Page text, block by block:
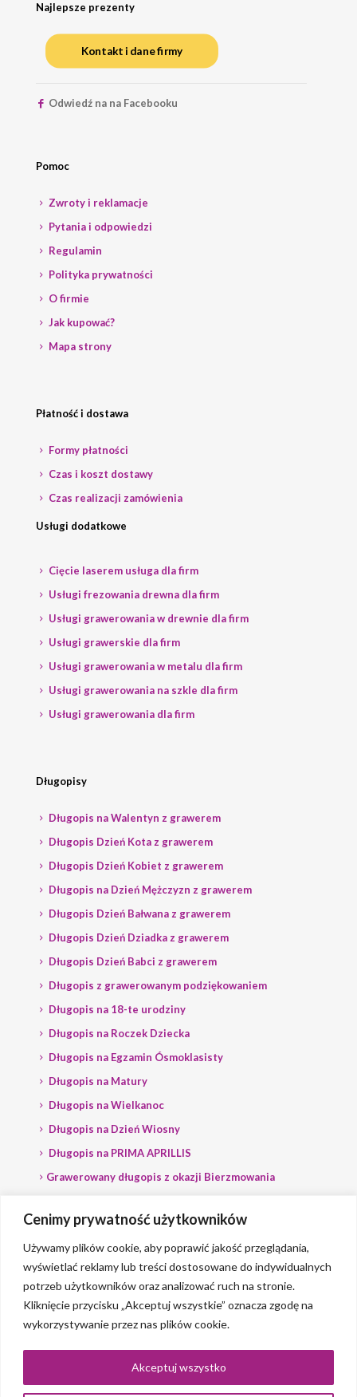
Cenimy prywatność użytkowników
Używamy plików cookie, aby poprawić jakość przeglądania,
wyświetlać reklamy lub treści dostosowane do indywidualnych
potrzeb użytkowników oraz analizować ruch na stronie.
Kliknięcie przycisku „Akceptuj wszystkie” oznacza zgodę na
wykorzystywanie przez nas plików cookie.
Akceptuj wszystko
Najlepsze prezenty
Kontakt i dane firmy
Odwiedź na na Facebooku
Pomoc
Zwroty i reklamacje
Pytania i odpowiedzi
Regulamin
Polityka prywatności
O firmie
Jak kupować?
Mapa strony
Płatność i dostawa
Formy płatności
Czas i koszt dostawy
Czas realizacji zamówienia
Usługi dodatkowe
Cięcie laserem usługa dla firm
Usługi frezowania drewna dla firm
Usługi grawerowania w drewnie dla firm
Usługi grawerskie dla firm
Usługi grawerowania w metalu dla firm
Usługi grawerowania na szkle dla firm
Usługi grawerowania dla firm
Długopisy
Długopis na Walentyn z grawerem
Długopis Dzień Kota z grawerem
Długopis Dzień Kobiet z grawerem
Długopis na Dzień Mężczyzn z grawerem
Długopis Dzień Bałwana z grawerem
Długopis Dzień Dziadka z grawerem
Długopis Dzień Babci z grawerem
Długopis z grawerowanym podziękowaniem
Długopis na 18-te urodziny
Długopis na Roczek Dziecka
Długopis na Egzamin Ósmoklasisty
Długopis na Matury
Długopis na Wielkanoc
Długopis na Dzień Wiosny
Długopis na PRIMA APRILLIS
Grawerowany długopis z okazji Bierzmowania
Grawerowany długopis dla Polityka
© 2023 Grawerlik |2QBS